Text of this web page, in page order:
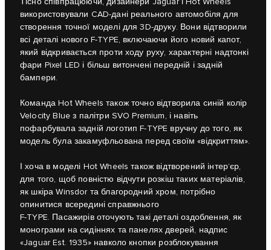
використовували CAD-дані реального автомобіля для
створення точної моделі для 3D-друку. Вони відтворили
всі деталі нового F-TYPE, включаючи його новий капот,
який відкривається проти ходу руху, характерні надтонкі
фари Pixel LED і більш витончені передній і задній
бампери.
Команда Hot Wheels також точно відтворила синій колір
Velocity Blue з палітри SVO Premium, і навіть
пофарбувала задній логотип F-TYPE вручну до того, як
модель була закамуфльована перед своїм «відкриттям».
І хоча в моделі Hot Wheels також відтворений інтер’єр,
для того, щоб повністю відчути розкіш таких матеріалів,
як шкіра Winsdor та благородний хром, потрібно
опинитися всередині справжнього
F-TYPE. Пасажирів оточують такі деталі оздоблення, як
монограми на сидіннях та панелях дверей, надпис
«Jaguar Est. 1935» навколо кнопки розблокування